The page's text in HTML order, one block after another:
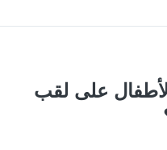
على لقب